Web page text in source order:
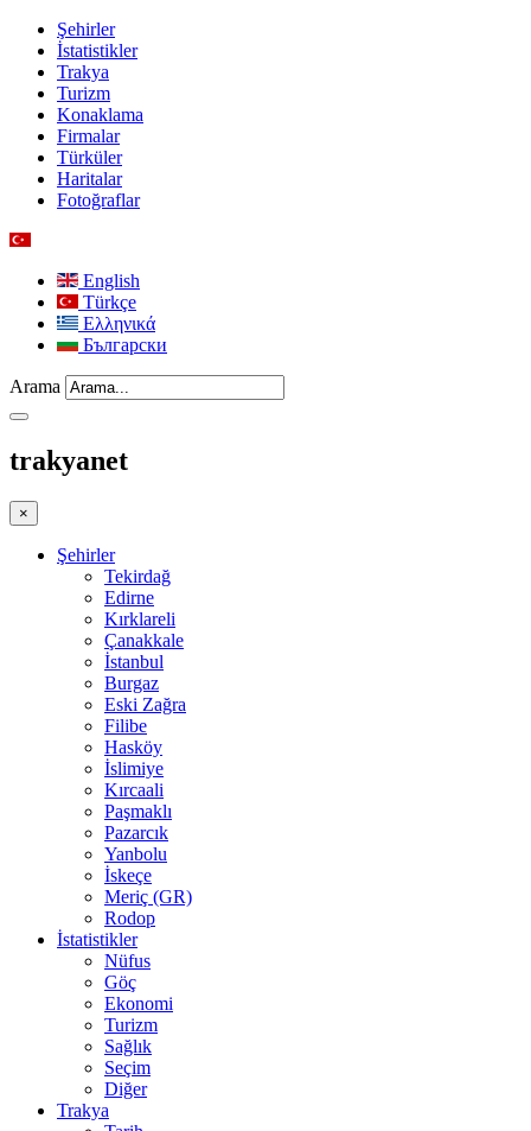
Şehirler
İstatistikler
Trakya
Turizm
Konaklama
Firmalar
Türküler
Haritalar
Fotoğraflar
English
Türkçe
Ελληνικά
Български
Arama
trakyanet
×
Şehirler
Tekirdağ
Edirne
Kırklareli
Çanakkale
İstanbul
Burgaz
Eski Zağra
Filibe
Hasköy
İslimiye
Kırcaali
Paşmaklı
Pazarcık
Yanbolu
İskeçe
Meriç (GR)
Rodop
İstatistikler
Nüfus
Göç
Ekonomi
Turizm
Sağlık
Seçim
Diğer
Trakya